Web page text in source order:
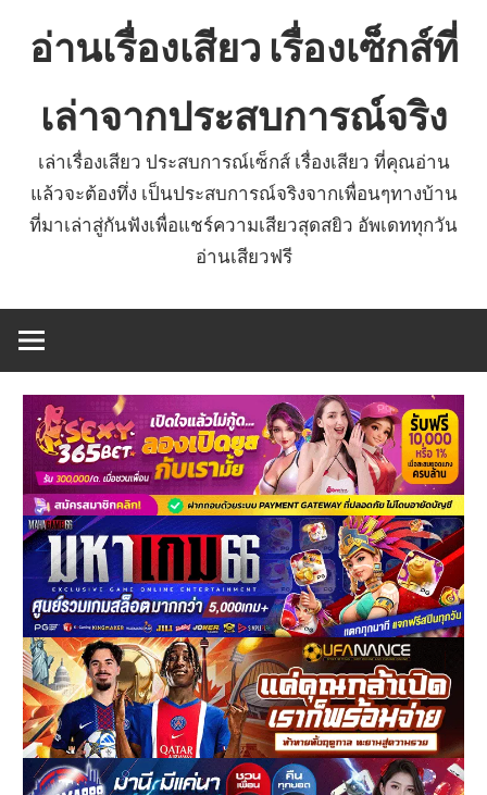
อ่านเรื่องเสียว เรื่องเซ็กส์ที่
เล่าจากประสบการณ์จริง
เล่าเรื่องเสียว ประสบการณ์เซ็กส์ เรื่องเสียว ที่คุณอ่าน
แล้วจะต้องทึ่ง เป็นประสบการณ์จริงจากเพื่อนๆทางบ้าน
ที่มาเล่าสู่กันฟังเพื่อแชร์ความเสียวสุดสยิว อัพเดททุกวัน
อ่านเสียวฟรี